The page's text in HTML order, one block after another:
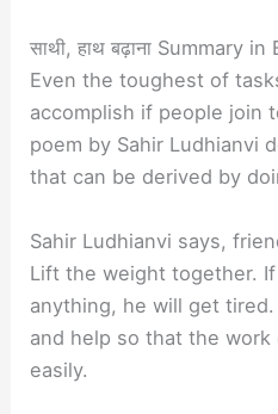
साथी, हाथ बढ़ाना Summary
Even the toughest of
accomplish if people join
poem by Sahir Ludhianvi
that can be derived by
Sahir Ludhianvi says,
Lift the weight together.
anything, he will get
and help so that the work
easily.